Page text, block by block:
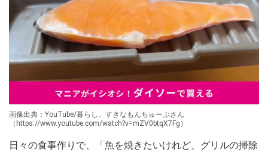
画像出典：YouTube/暮らし。すきなもんちゅーぶさん
（https://www.youtube.com/watch?v=mZV0btqX7Fg）
日々の食事作りで、「魚を焼きたいけれど、グリルの掃除